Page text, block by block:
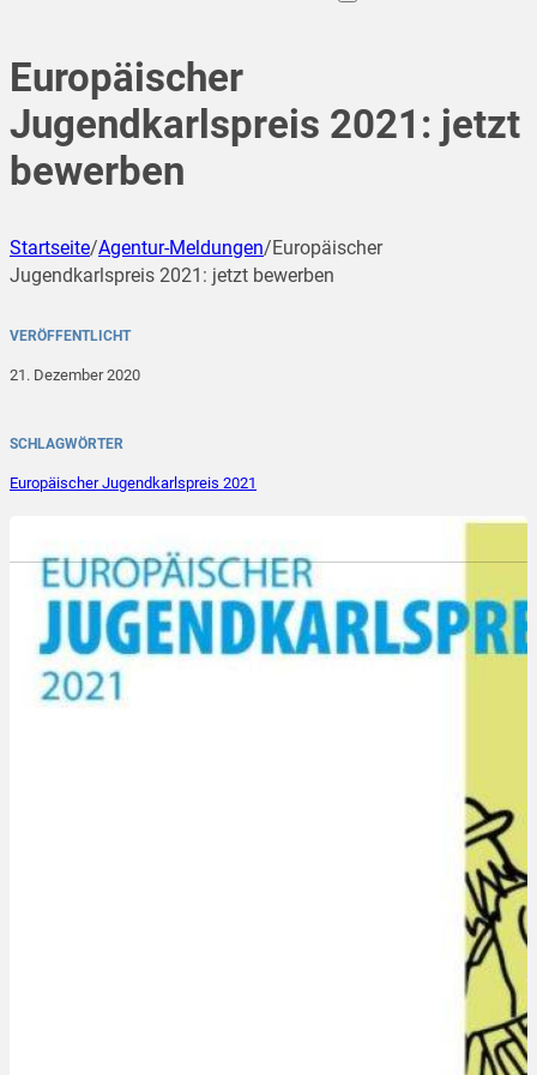
Europäischer
Jugendkarlspreis 2021: jetzt
bewerben
Startseite/Agentur-Meldungen/Europäischer
Jugendkarlspreis 2021: jetzt bewerben
VERÖFFENTLICHT
21. Dezember 2020
SCHLAGWÖRTER
Europäischer Jugendkarlspreis 2021